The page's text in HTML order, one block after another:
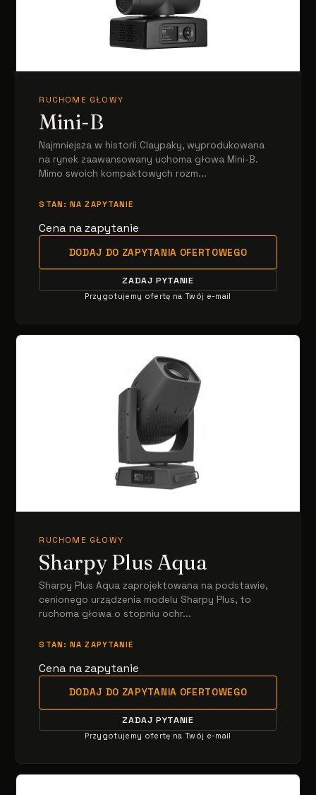
RUCHOME GŁOWY
Mini-B
Najmniejsza w historii Claypaky, wyprodukowana
na rynek zaawansowany uchoma głowa Mini-B.
Mimo swoich kompaktowych rozm...
STAN: NA ZAPYTANIE
Cena na zapytanie
DODAJ DO ZAPYTANIA OFERTOWEGO
ZADAJ PYTANIE
Przygotujemy ofertę na Twój e-mail
RUCHOME GŁOWY
Sharpy Plus Aqua
Sharpy Plus Aqua zaprojektowana na podstawie,
cenionego urządzenia modelu Sharpy Plus, to
ruchoma głowa o stopniu ochr...
STAN: NA ZAPYTANIE
Cena na zapytanie
DODAJ DO ZAPYTANIA OFERTOWEGO
ZADAJ PYTANIE
Przygotujemy ofertę na Twój e-mail